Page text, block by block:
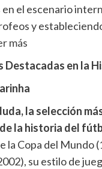
el escenario
y
más
Destacadas en la
la selección
la historia del
la Copa del Mundo
su estilo de